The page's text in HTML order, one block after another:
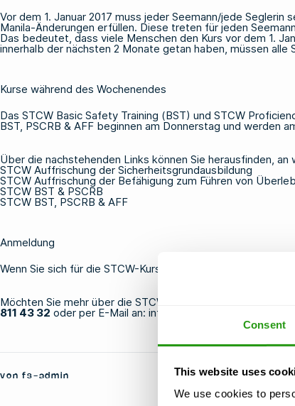
Consent
This website uses
We use cookies to
Vor dem 1. Januar 2017 muss jeder Seemann/jede
Manila-Änderungen erfüllen. Diese treten für jeden
Das bedeutet, dass viele Menschen den Kurs vor dem 1.
innerhalb der nächsten 2 Monate getan haben, müssen
Kurse während des Wochenendes
Das STCW Basic Safety Training (BST) und STCW
BST, PSCRB & AFF beginnen am Donnerstag und werden
Über die nachstehenden Links können Sie herausfinden,
STCW Auffrischung der Sicherheitsgrundausbildung
STCW Auffrischung der Befähigung zum Führen von
STCW BST & PSCRB
STCW BST, PSCRB & AFF
Anmeldung
Wenn Sie sich für die STCW-Kurse während des
Möchten Sie mehr über die STCW-Kurse erfahren oder
811 43 32 oder per E-Mail an: info@fmtc.nl.
von fs-admin